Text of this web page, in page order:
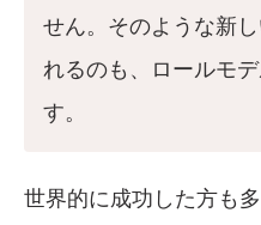
せん。そのような新
れるのも、ロールモ
す。
世界的に成功した方も